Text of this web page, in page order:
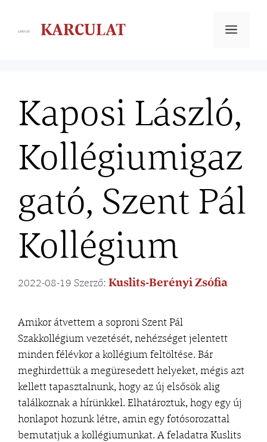
KARCULAT
Kaposi László,
Kollégiumigaz
gató, Szent Pál
Kollégium
2022-08-19 Szerző: Kuslits-Berényi Zsófia
Amikor átvettem a soproni Szent Pál
Szakkollégium vezetését, nehézséget jelentett
minden félévkor a kollégium feltöltése. Bár
meghirdettük a megüresedett helyeket, mégis azt
kellett tapasztalnunk, hogy az új elsősök alig
találkoznak a hírünkkel. Elhatároztuk, hogy egy új
honlapot hozunk létre, amin egy fotósorozattal
bemutatjuk a kollégiumunkat. A feladatra Kuslits